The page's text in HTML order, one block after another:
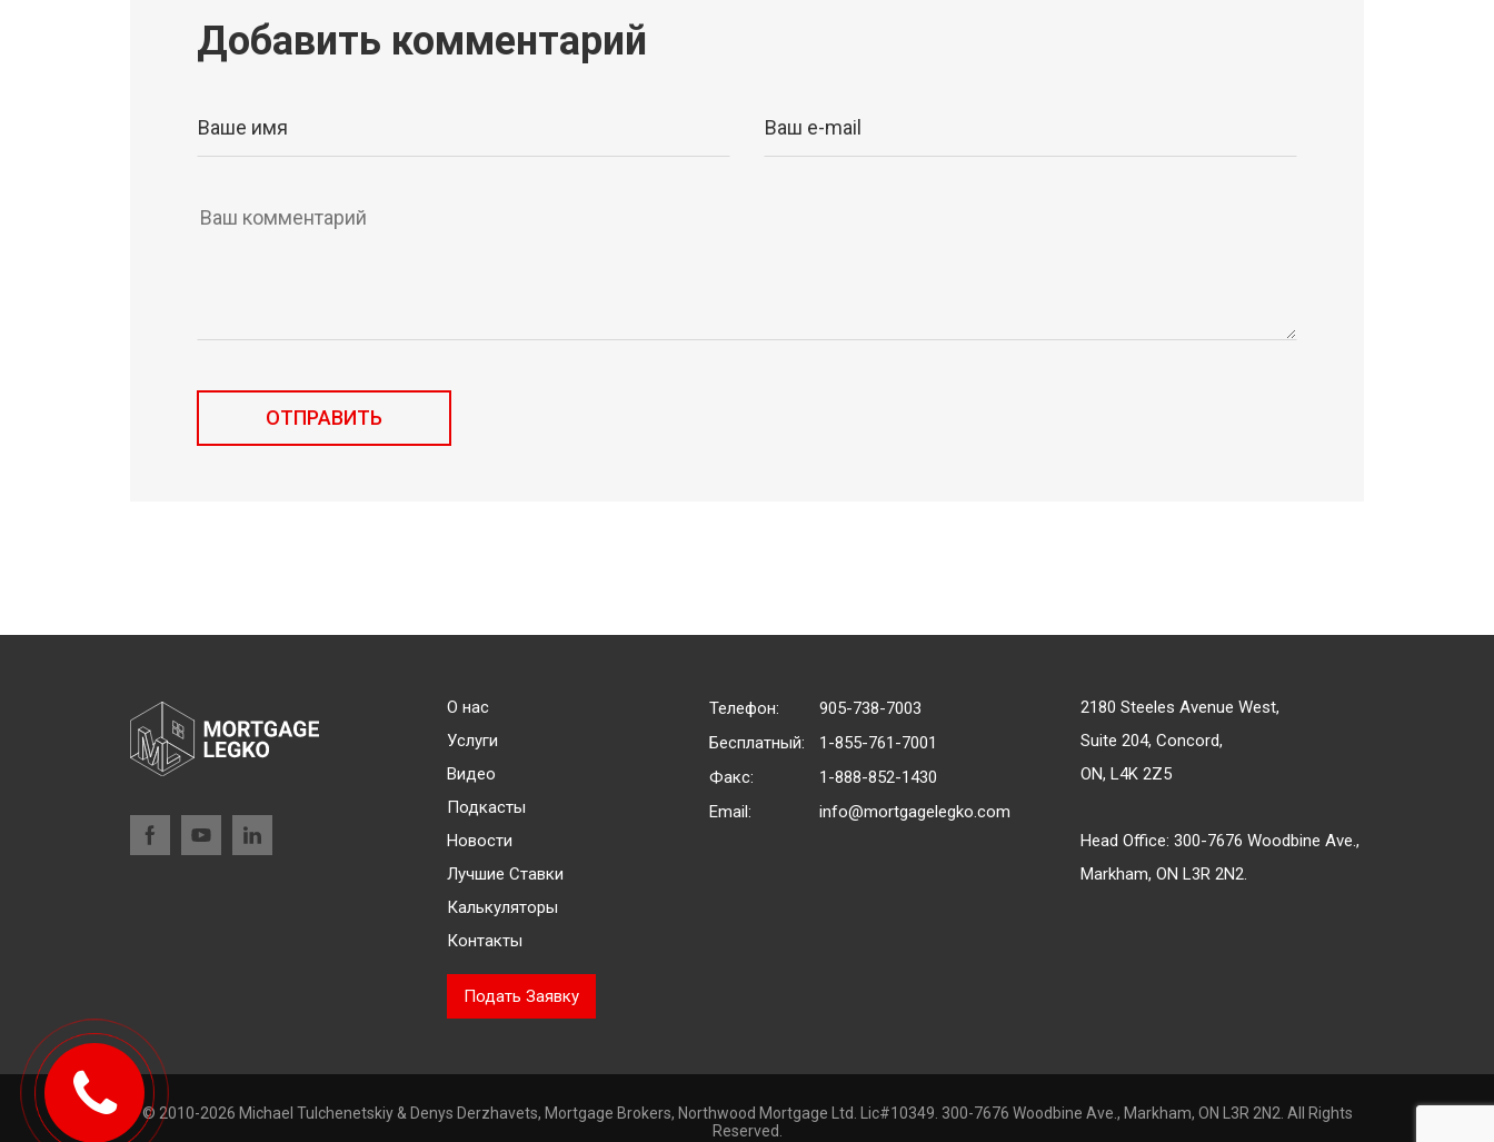
Добавить комментарий
О нас
Услуги
Видео
Подкасты
Новости
Лучшие Ставки
Калькуляторы
Контакты
Подать Заявку
Телефон:
905-738-7003
Бесплатный:
1-855-761-7001
Факс:
1-888-852-1430
Email:
info@mortgagelegko.com
2180 Steeles Avenue West,
Suite 204, Concord,
ON, L4K 2Z5
Head Office: 300-7676 Woodbine Ave.,
Markham, ON L3R 2N2.
© 2010-2026 Michael Tulchenetskiy & Denys Derzhavets, Mortgage Brokers, Northwood Mortgage Ltd. Lic#10349. 300-7676 Woodbine Ave., Markham, ON L3R 2N2. All Rights
Reserved.